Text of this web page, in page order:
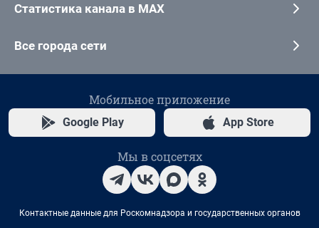
Статистика канала в MAX
Все города сети
Мобильное приложение
Google Play App Store
Мы в соцсетях
Контактные данные для Роскомнадзора и государственных органов